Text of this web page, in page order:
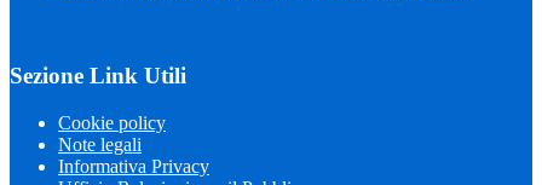
Sezione Link Utili
Cookie policy
Note legali
Informativa Privacy